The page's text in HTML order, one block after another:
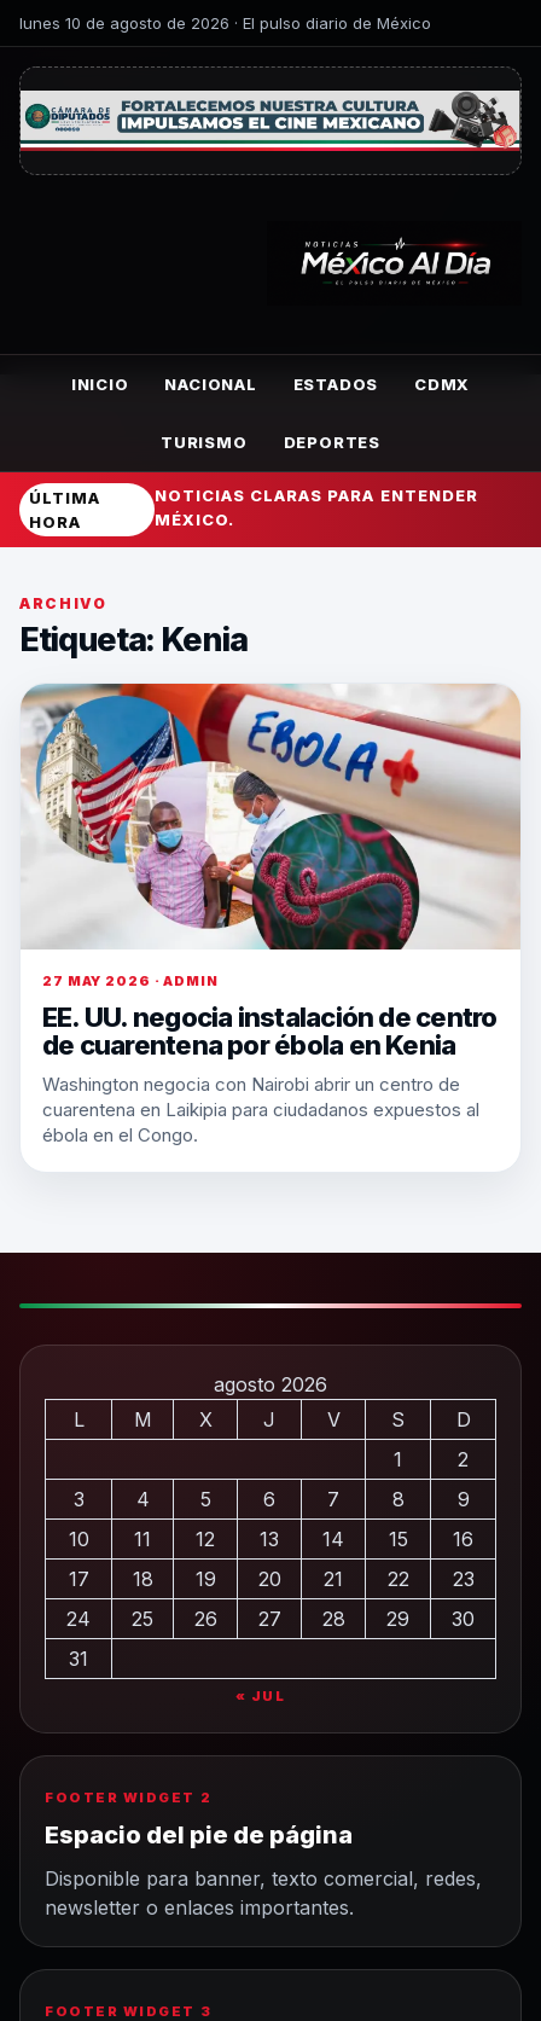
lunes 10 de agosto de 2026 · El pulso diario de México
INICIO NACIONAL ESTADOS CDMX
TURISMO DEPORTES
ÚLTIMA
HORA
NOTICIAS CLARAS PARA ENTENDER
MÉXICO.
ARCHIVO
Etiqueta: Kenia
27 MAY 2026 · ADMIN
EE. UU. negocia instalación de centro
de cuarentena por ébola en Kenia
Washington negocia con Nairobi abrir un centro de
cuarentena en Laikipia para ciudadanos expuestos al
ébola en el Congo.
agosto 2026
L
M X J V S
D
1
2
3
4 5 6 7 8
9
10
11 12 13 14 15
16
17
18 19 20 21 22
23
24
25 26 27 28 29
30
31
« JUL
FOOTER WIDGET 2
Espacio del pie de página
Disponible para banner, texto comercial, redes,
newsletter o enlaces importantes.
FOOTER WIDGET 3